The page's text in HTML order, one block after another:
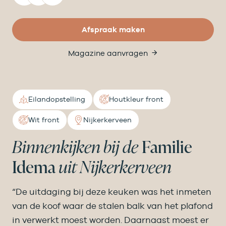
Afspraak maken
Magazine aanvragen
Eilandopstelling Houtkleur front
Wit front Nijkerkerveen
Binnenkijken bij deFamilie
Idemauit Nijkerkerveen
“De uitdaging bij deze keuken was het inmeten
van de koof waar de stalen balk van het plafond
in verwerkt moest worden. Daarnaast moest er